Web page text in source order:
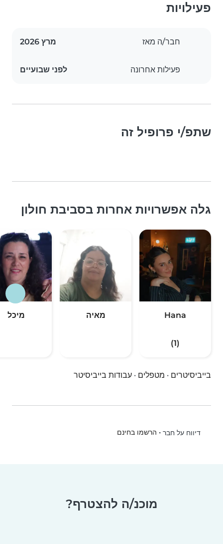
פעילויות
חבר/ה מאז מרץ 2026
פעילות אחרונה לפני שבועיים
שתפ/י פרופיל זה
גלה אפשרויות אחרות בסביבת חולון
Hana
(1)
מאיה מיכל
בייביסיטרים · מטפלים · עבודות בייביסיטר
דיווח על חבר • הרשמו בחינם
מוכנ/ה להצטרף?